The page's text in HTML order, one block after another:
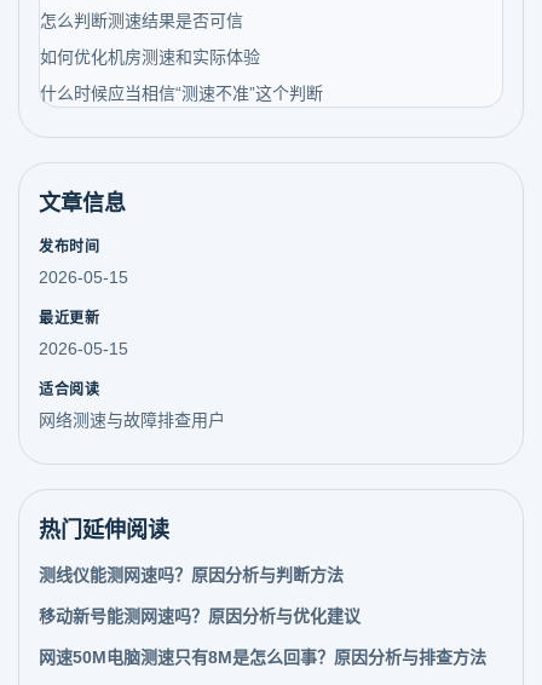
怎么判断测速结果是否可信
如何优化机房测速和实际体验
什么时候应当相信“测速不准”这个判断
文章信息
发布时间
2026-05-15
最近更新
2026-05-15
适合阅读
网络测速与故障排查用户
热门延伸阅读
测线仪能测网速吗？原因分析与判断方法
移动新号能测网速吗？原因分析与优化建议
网速50M电脑测速只有8M是怎么回事？原因分析与排查方法